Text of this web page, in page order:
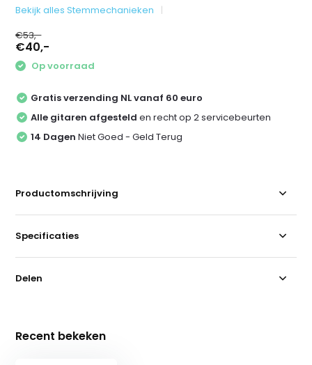
Bekijk alles Stemmechanieken
€53,-
€40,-
Op voorraad
Gratis verzending NL vanaf 60 euro
Alle gitaren afgesteld en recht op 2 servicebeurten
14 Dagen Niet Goed - Geld Terug
Productomschrijving
Specificaties
Delen
Recent bekeken